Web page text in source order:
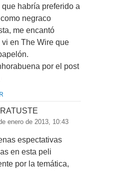
que habría preferido a
negraco
me encantó
en The Wire que
por el post
enero de 2013, 10:43
espectativas
en esta peli
por la temática,